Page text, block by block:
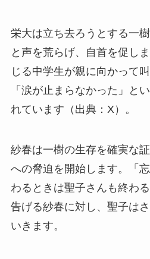
栄大は立ち去ろうとする一
と声を荒らげ、自首を促し
じる中学生が親に向かって
「涙が止まらなかった」と
れています（出典：X）。
紗春は一樹の生存を確実な
への脅迫を開始します。「
わるときは聖子さんも終わ
告げる紗春に対し、聖子は
いきます。